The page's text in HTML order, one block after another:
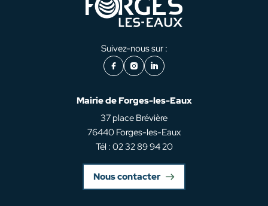
Suivez-nous sur :
FacebookInstagram
LinkedIn
Mairie de Forges-les-Eaux
37 place Brévière
76440 Forges-les-Eaux
Tél : 02 32 89 94 20
Nous contacter